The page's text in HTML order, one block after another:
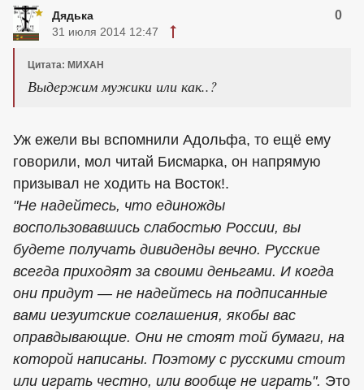
Дядька 0
31 июля 2014 12:47
Цитата: МИХАН
Выдержим мужики или как..?
Уж ежели вы вспомнили Адольфа, то ещё ему
говорили, мол читай Бисмарка, он напрямую
призывал не ходить на Восток!.
"Не надейтесь, что единожды
воспользовавшись слабостью России, вы
будете получать дивиденды вечно. Русские
всегда приходят за своими деньгами. И когда
они придут — не надейтесь на подписанные
вами иезуитские соглашения, якобы вас
оправдывающие. Они не стоят той бумаги, на
которой написаны. Поэтому с русскими стоит
или играть честно, или вообще не играть". Это